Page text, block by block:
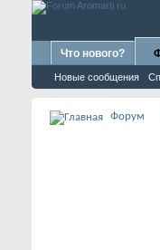
Что нового?
Новые сообщения
Форум